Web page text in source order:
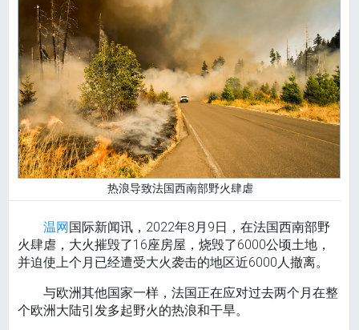
热浪导致法国西南部野火肆虐
温网 国际新闻讯，2022年8月9日，在法国西南部野
火肆虐，大火摧毁了16座房屋，烧毁了6000公顷土地，
并迫使上个月已经遭受大火袭击的地区近6000人撤离。
与欧洲其他国家一样，法国正在应对过去两个月在整
个欧洲大陆引发多起野火的热浪和干旱。